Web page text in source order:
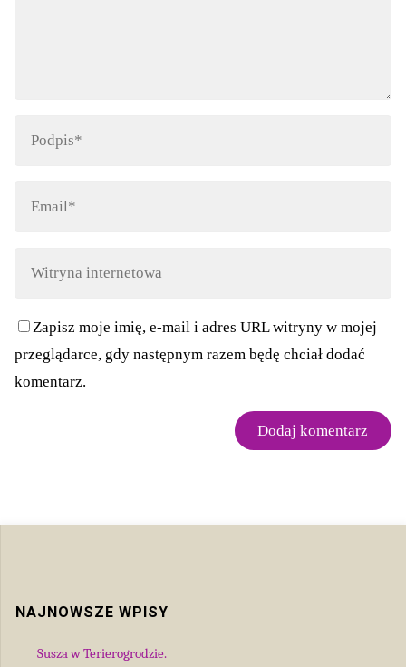
Zapisz moje imię, e-mail i adres URL witryny w mojej
przeglądarce, gdy następnym razem będę chciał dodać
komentarz.
NAJNOWSZE WPISY
Susza w Terierogrodzie.